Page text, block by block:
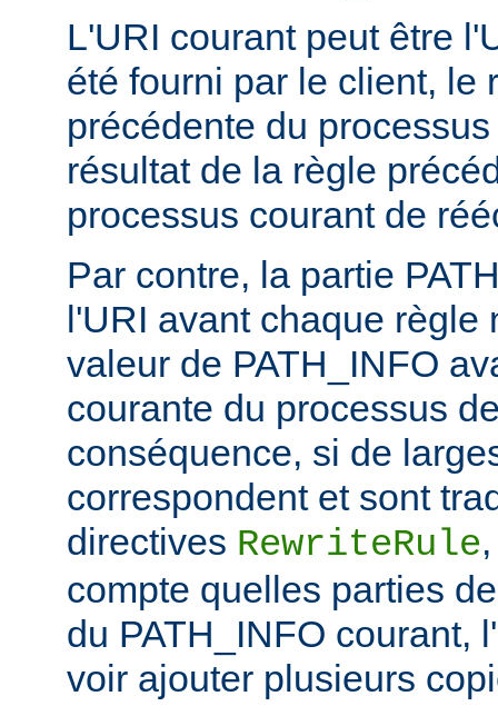
L'URI courant peut être
été fourni par le client, le
précédente du
résultat de la règle
processus courant de
Par contre, la partie
l'URI avant chaque règle
valeur de PATH_INFO
courante du processus
conséquence, si de
correspondent et sont
directives RewriteRule
compte quelles parties
du PATH_INFO courant,
voir ajouter plusieurs